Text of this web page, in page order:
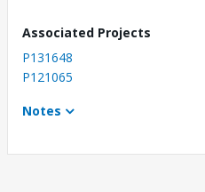
Associated Projects
P131648
P121065
Notes